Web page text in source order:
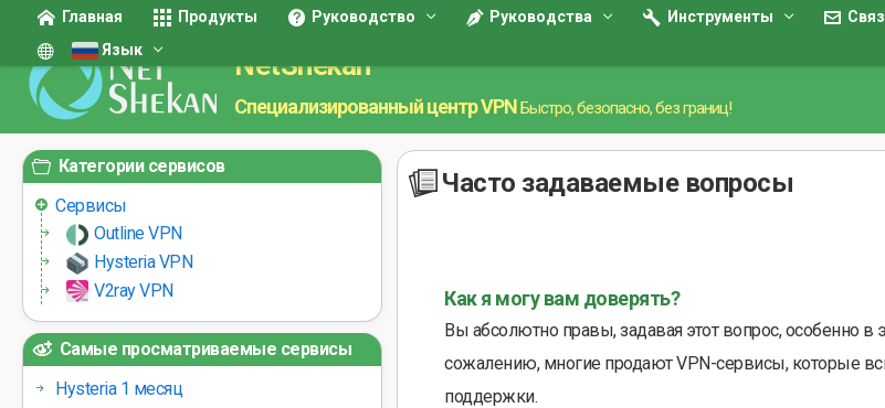
Главная Продукты Руководство Руководства Инструменты
Язык
NetShekan
Специализированный центр VPNБыстро, безопасно, без границ!
Часто задаваемые вопросы
Как я могу вам доверять?
Вы абсолютно правы, задавая этот вопрос, особенно в
сожалению, многие продают VPN-сервисы, которые
поддержки.
Категории сервисов
Сервисы
Outline VPN
Hysteria VPN
V2ray VPN
Самые просматриваемые сервисы
Hysteria 1 месяц